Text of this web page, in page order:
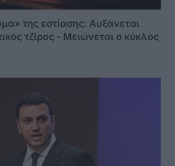
της εστίασης: Αυξάνεται
τζίρος - Mειώνεται ο κύκλος